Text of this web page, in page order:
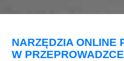
NARZĘDZIA ONLINE
W PRZEPROWADZCE